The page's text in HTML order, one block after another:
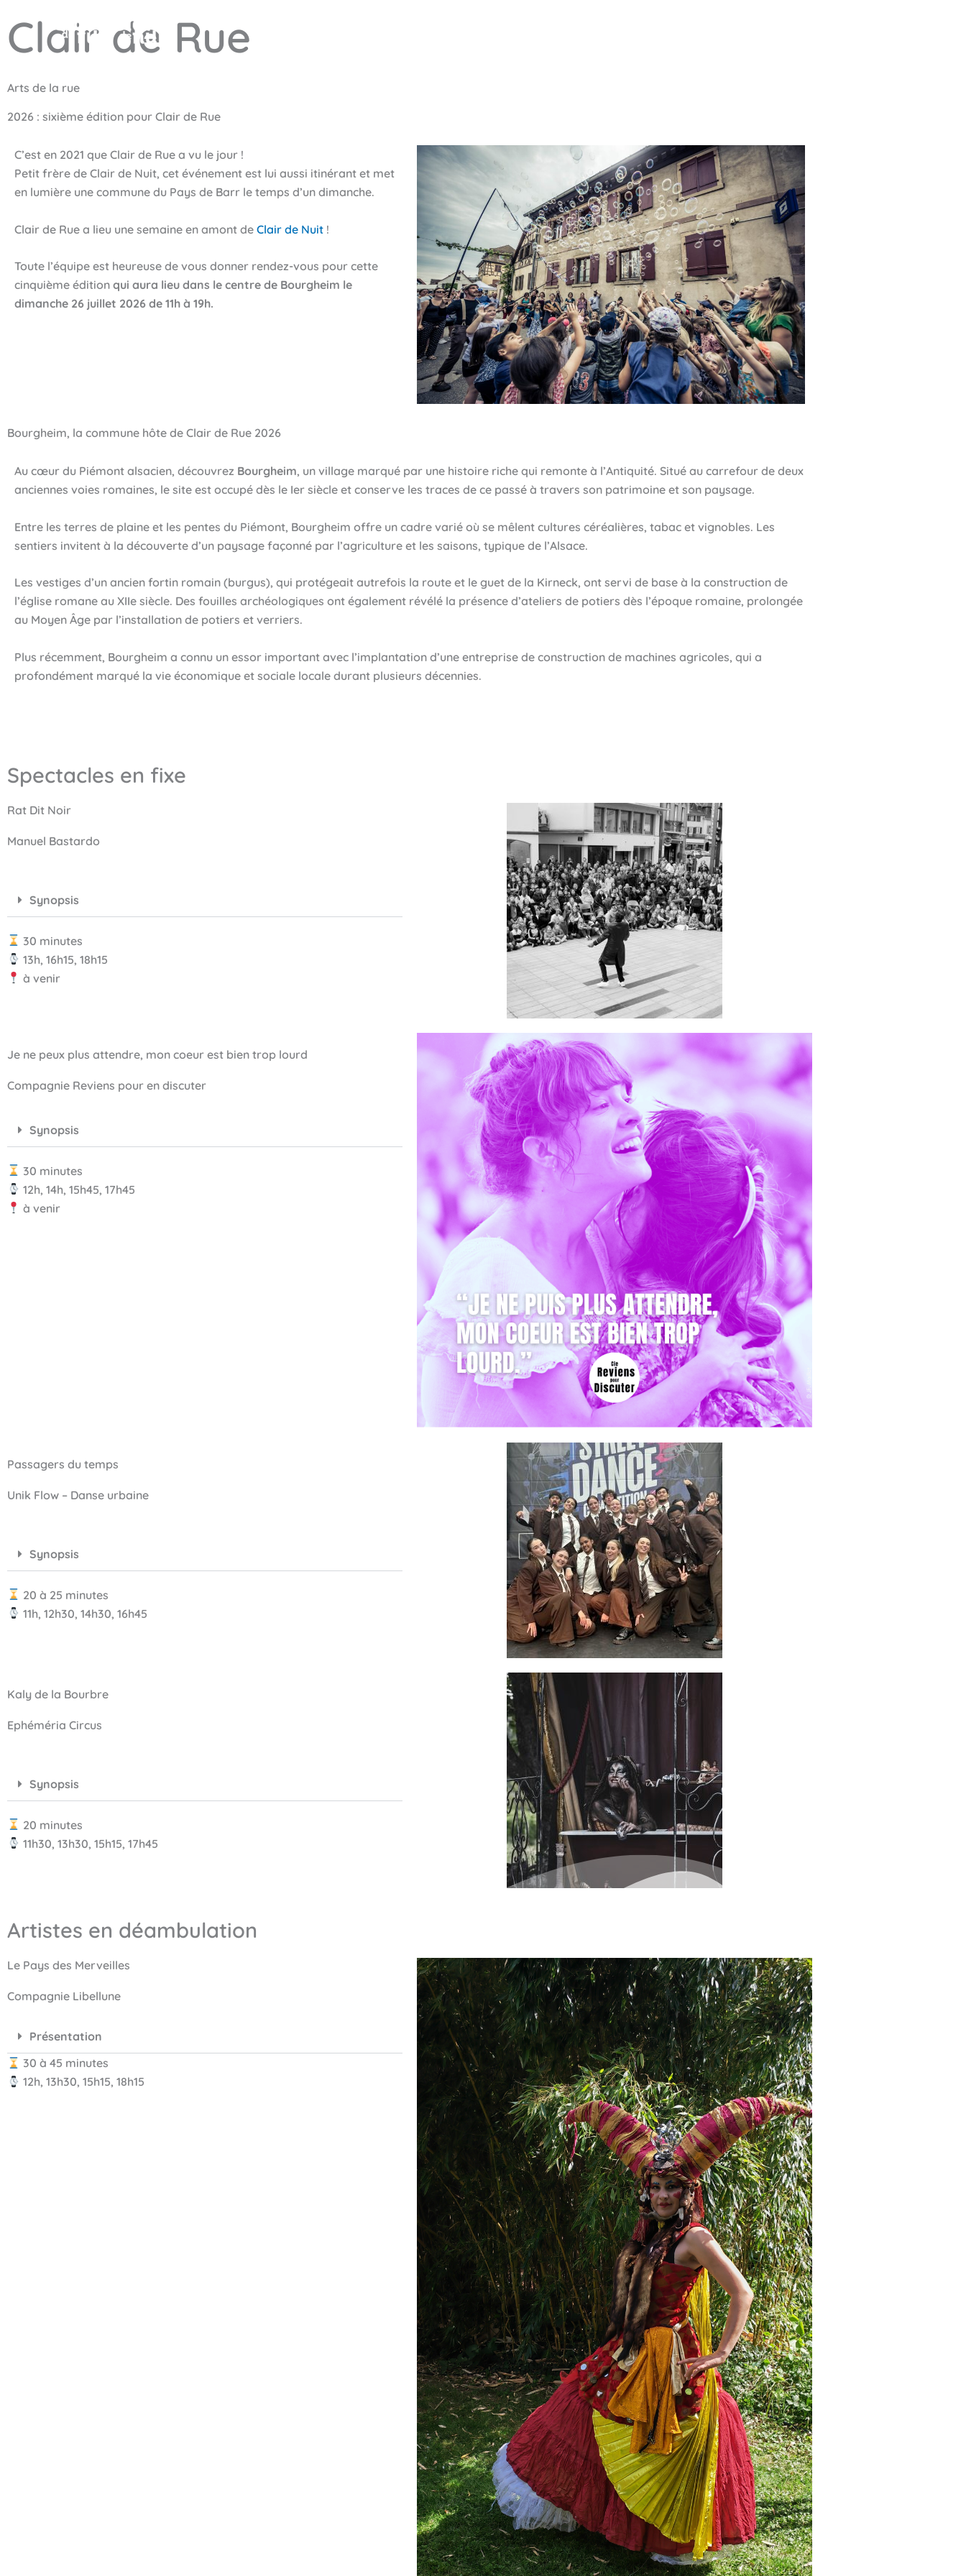
au
contenu
Clair de Rue
Arts de la rue
2026 : sixième édition pour Clair de Rue
C’est en 2021 que Clair de Rue a vu le jour !
Petit frère de Clair de Nuit, cet événement est lui aussi itinérant et met
en lumière une commune du Pays de Barr le temps d’un dimanche.
Clair de Rue a lieu une semaine en amont de Clair de Nuit !
Toute l’équipe est heureuse de vous donner rendez-vous pour cette
cinquième édition qui aura lieu dans le centre de Bourgheim le
dimanche 26 juillet 2026 de 11h à 19h.
Bourgheim, la commune hôte de Clair de Rue 2026
Au cœur du Piémont alsacien, découvrez Bourgheim, un village marqué par une histoire riche qui remonte à l’Antiquité. Situé au carrefour de deux
anciennes voies romaines, le site est occupé dès le Ier siècle et conserve les traces de ce passé à travers son patrimoine et son paysage.
Entre les terres de plaine et les pentes du Piémont, Bourgheim offre un cadre varié où se mêlent cultures céréalières, tabac et vignobles. Les
sentiers invitent à la découverte d’un paysage façonné par l’agriculture et les saisons, typique de l’Alsace.
Les vestiges d’un ancien fortin romain (burgus), qui protégeait autrefois la route et le guet de la Kirneck, ont servi de base à la construction de
l’église romane au XIIe siècle. Des fouilles archéologiques ont également révélé la présence d’ateliers de potiers dès l’époque romaine, prolongée
au Moyen Âge par l’installation de potiers et verriers.
Plus récemment, Bourgheim a connu un essor important avec l’implantation d’une entreprise de construction de machines agricoles, qui a
profondément marqué la vie économique et sociale locale durant plusieurs décennies.
Spectacles en fixe
Rat Dit Noir
Manuel Bastardo
Synopsis
30 minutes
13h, 16h15, 18h15
à venir
Je ne peux plus attendre, mon coeur est bien trop lourd
Compagnie Reviens pour en discuter
Synopsis
30 minutes
12h, 14h, 15h45, 17h45
à venir
Passagers du temps
Unik Flow – Danse urbaine
Synopsis
20 à 25 minutes
11h, 12h30, 14h30, 16h45
Kaly de la Bourbre
Ephéméria Circus
Synopsis
20 minutes
11h30, 13h30, 15h15, 17h45
Artistes en déambulation
Le Pays des Merveilles
Compagnie Libellune
Présentation
30 à 45 minutes
12h, 13h30, 15h15, 18h15